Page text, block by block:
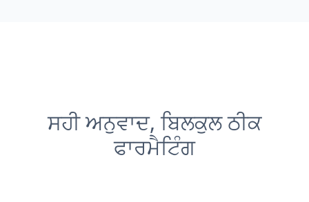
ਸਹੀ ਅਨੁਵਾਦ, ਬਿਲਕੁਲ ਠੀਕ
ਫਾਰਮੈਟਿੰਗ